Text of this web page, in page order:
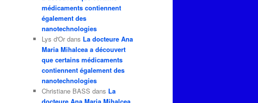
médicaments contiennent
également des
nanotechnologies
Lys d'Or dans La docteure Ana
Maria Mihalcea a découvert
que certains médicaments
contiennent également des
nanotechnologies
Christiane BASS dans La